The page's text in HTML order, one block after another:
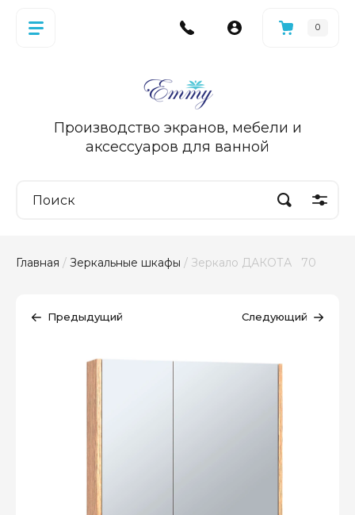
0
Производство экранов, мебели и
аксессуаров для ванной
Главная / Зеркальные шкафы / Зеркало ДАКОТА   70
Предыдущий Следующий